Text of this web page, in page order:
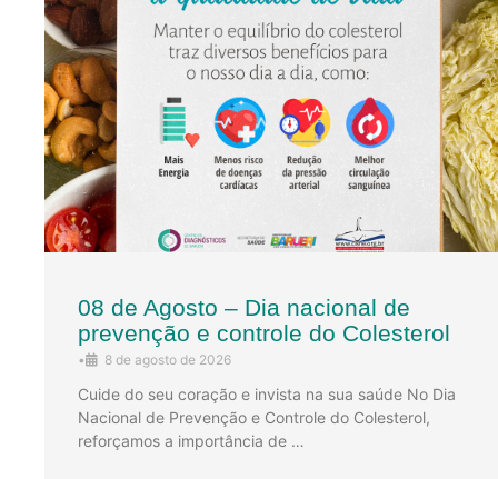
08 de Agosto – Dia nacional de
prevenção e controle do Colesterol
• 8 de agosto de 2026
Cuide do seu coração e invista na sua saúde No Dia
Nacional de Prevenção e Controle do Colesterol,
reforçamos a importância de …